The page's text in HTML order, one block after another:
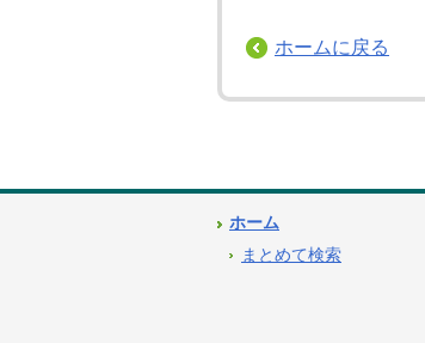
ホームに戻る
ホーム
まとめて検索